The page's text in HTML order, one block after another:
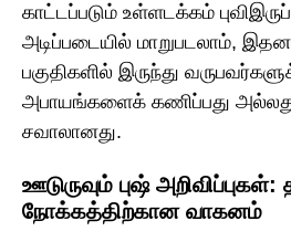
காட்டப்படும் உள்ளடக்கம்
அடிப்படையில் மாறுபடலாம்,
பகுதிகளில் இருந்து
அபாயங்களைக் கணிப்பது அல்லது
சவாலானது.
ஊடுருவும் புஷ் அறிவிப்புகள்:
நோக்கத்திற்கான வாகனம்